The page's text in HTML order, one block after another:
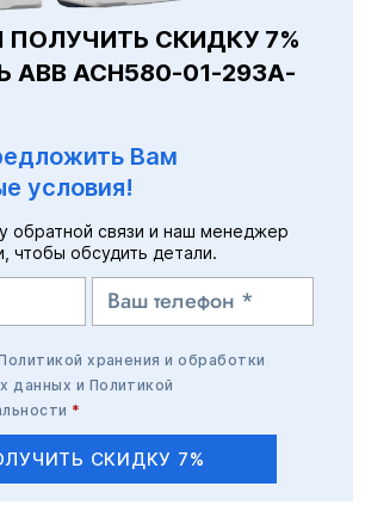
ПОЛУЧИТЬ СКИДКУ 7%
ACH580-01-293A-
Вам
условия!
обратной связи и наш менеджер
чтобы обсудить детали.
хранения и обработки
данных и Политикой
*
СКИДКУ 7%